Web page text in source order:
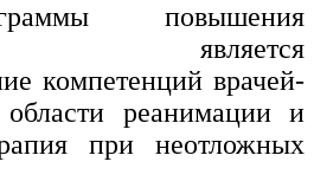
повышения
является
компетенций врачей-
области реанимации и
при неотложных